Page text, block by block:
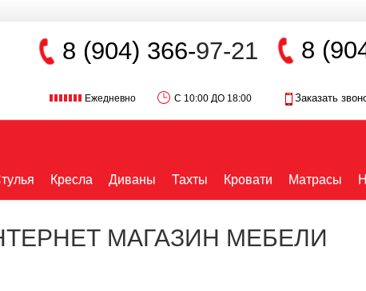
8 (904) 366-97-21
Ежедневно С 10:00 ДО 18:00
8
Заказать
Кресла Диваны Тахты Кровати Матрасы
МАГАЗИН МЕБЕЛИ